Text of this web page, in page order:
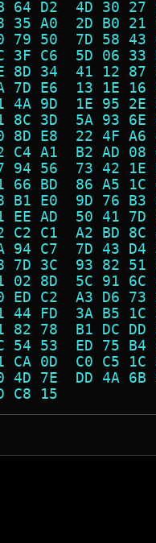
64 D2  4D 30
35 A0  2D B0
79 50  7D 58
3F C6  5D 06
8D 34  41 12
7D E6  13 1E
4A 9D  1E 95
8C 3D  5A 93
8D E8  22 4F
C4 A1  B2 AD
94 56  73 42
66 BD  86 A5
B1 E0  9D 76
EE AD  50 41
C2 C1  A2 BD
94 C7  7D 43
7D 3C  93 82
02 8D  5C 91
ED C2  A3 D6
44 FD  3A B5
82 78  B1 DC
54 53  ED 75
CA 0D  C0 C5
4D 7E  DD 4A
34